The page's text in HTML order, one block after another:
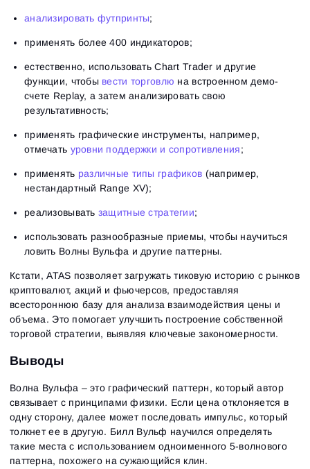
анализировать футпринты;
применять более 400 индикаторов;
естественно, использовать Chart Trader и другие
функции, чтобы вести торговлю на встроенном демо-
счете Replay, а затем анализировать свою
результативность;
применять графические инструменты, например,
отмечать уровни поддержки и сопротивления;
применять различные типы графиков (например,
нестандартный Range XV);
реализовывать защитные стратегии;
использовать разнообразные приемы, чтобы научиться
ловить Волны Вульфа и другие паттерны.
Кстати, ATAS позволяет загружать тиковую историю с рынков
криптовалют, акций и фьючерсов, предоставляя
всестороннюю базу для анализа взаимодействия цены и
объема. Это помогает улучшить построение собственной
торговой стратегии, выявляя ключевые закономерности.
Выводы
Волна Вульфа – это графический паттерн, который автор
связывает с принципами физики. Если цена отклоняется в
одну сторону, далее может последовать импульс, который
толкнет ее в другую. Билл Вульф научился определять
такие места с использованием одноименного 5-волнового
паттерна, похожего на сужающийся клин.